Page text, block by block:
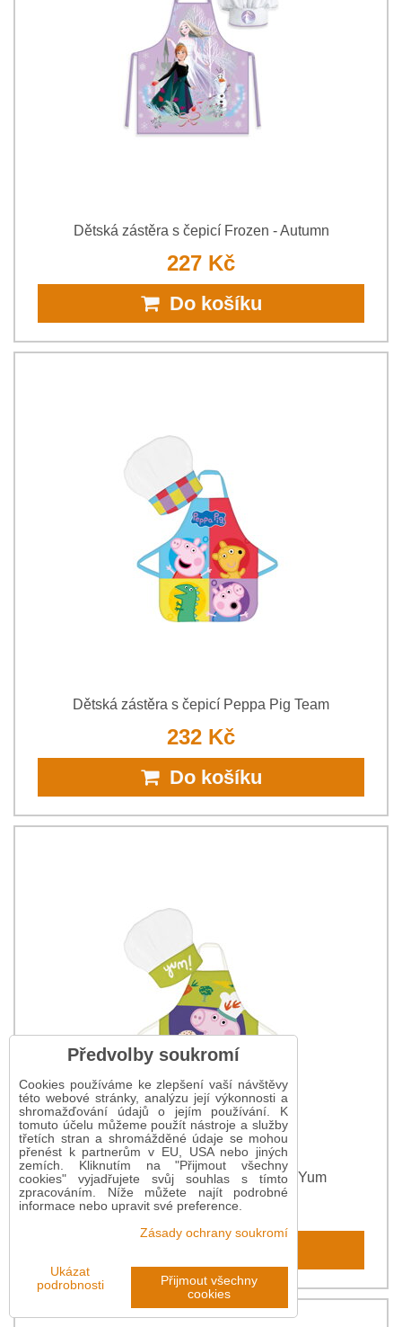
Dětská zástěra s čepicí Frozen - Autumn
227 Kč
Do košíku
Dětská zástěra s čepicí Peppa Pig Team
232 Kč
Do košíku
Dětská zástěra s čepicí Peppa Pig Yum
211 Kč
Předvolby soukromí
Cookies používáme ke zlepšení vaší návštěvy
této webové stránky, analýzu její výkonnosti a
shromažďování údajů o jejím používání. K
tomuto účelu můžeme použít nástroje a služby
třetích stran a shromážděné údaje se mohou
přenést k partnerům v EU, USA nebo jiných
zemích. Kliknutím na "Přijmout všechny
cookies" vyjadřujete svůj souhlas s tímto
zpracováním. Níže můžete najít podrobné
informace nebo upravit své preference.
Zásady ochrany soukromí
Ukázat
podrobnosti
Přijmout všechny
cookies